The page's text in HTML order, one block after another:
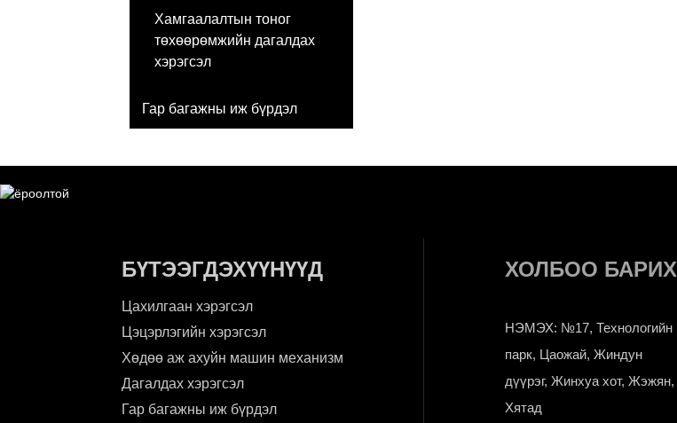
Хамгаалалтын тоног
төхөөрөмжийн дагалдах
хэрэгсэл
Гар багажны иж бүрдэл
БҮТЭЭГДЭХҮҮНҮҮД
Цахилгаан хэрэгсэл
Цэцэрлэгийн хэрэгсэл
Хөдөө аж ахуйн машин механизм
Дагалдах хэрэгсэл
Гар багажны иж бүрдэл
ХОЛБОО БАРИХ
НЭМЭХ: №17, Технологийн
парк, Цаожай, Жиндун
дүүрэг, Жинхуа хот, Жэжян,
Хятад